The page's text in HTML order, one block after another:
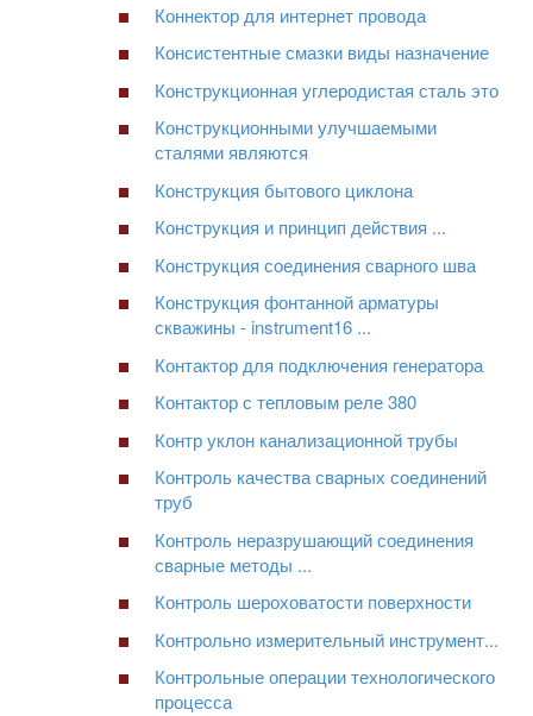
Коннектор для интернет провода
Консистентные смазки виды назначение
Конструкционная углеродистая сталь это
Конструкционными улучшаемыми
сталями являются
Конструкция бытового циклона
Конструкция и принцип действия ...
Конструкция соединения сварного шва
Конструкция фонтанной арматуры
скважины - instrument16 ...
Контактор для подключения генератора
Контактор с тепловым реле 380
Контр уклон канализационной трубы
Контроль качества сварных соединений
труб
Контроль неразрушающий соединения
сварные методы ...
Контроль шероховатости поверхности
Контрольно измерительный инструмент...
Контрольные операции технологического
процесса